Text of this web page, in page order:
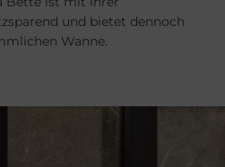
und bietet dennoch
Wanne.